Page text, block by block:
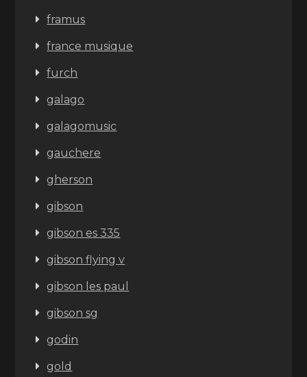
framus
france musique
furch
galago
galagomusic
gauchere
gherson
gibson
gibson es 335
gibson flying v
gibson les paul
gibson sg
godin
gold